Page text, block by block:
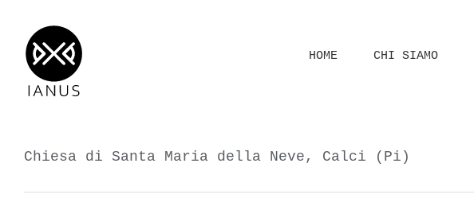
contenuto
HOME CHI SIAMO
Chiesa di Santa Maria della Neve, Calci (Pi)